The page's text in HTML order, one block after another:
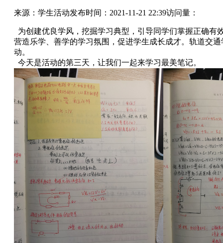
来源：学生活动发布时间：2021-11-21 22:39访问量：
为创建优良学风，挖掘学习典型，引导同学们掌握正确有
营造乐学、善学的学习氛围，促进学生成长成才。轨道交
动。
今天是活动的第三天，让我们一起来学习最美笔记。